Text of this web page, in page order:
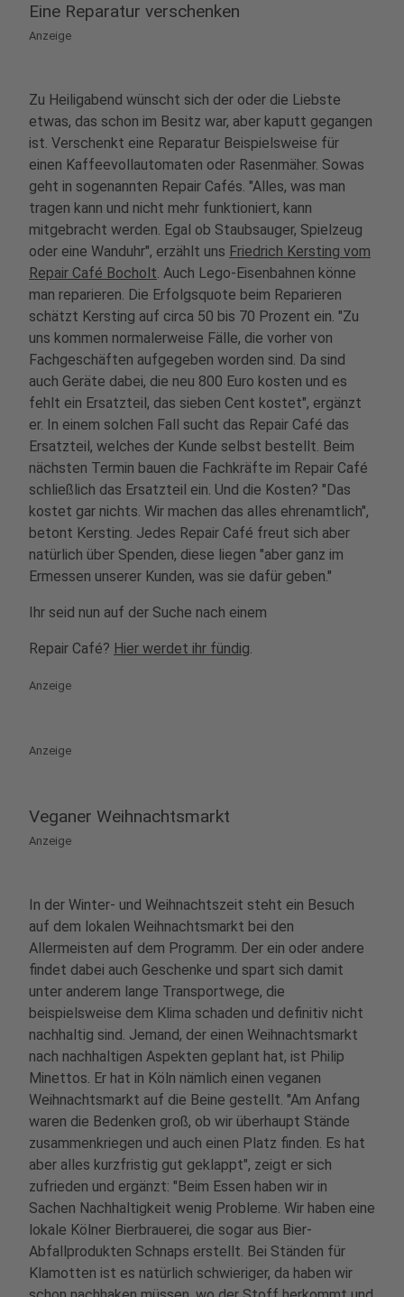
Eine Reparatur verschenken
Anzeige
Zu Heiligabend wünscht sich der oder die Liebste
etwas, das schon im Besitz war, aber kaputt gegangen
ist. Verschenkt eine Reparatur Beispielsweise für
einen Kaffeevollautomaten oder Rasenmäher. Sowas
geht in sogenannten Repair Cafés. "Alles, was man
tragen kann und nicht mehr funktioniert, kann
mitgebracht werden. Egal ob Staubsauger, Spielzeug
oder eine Wanduhr", erzählt uns Friedrich Kersting vom
Repair Café Bocholt. Auch Lego-Eisenbahnen könne
man reparieren. Die Erfolgsquote beim Reparieren
schätzt Kersting auf circa 50 bis 70 Prozent ein. "Zu
uns kommen normalerweise Fälle, die vorher von
Fachgeschäften aufgegeben worden sind. Da sind
auch Geräte dabei, die neu 800 Euro kosten und es
fehlt ein Ersatzteil, das sieben Cent kostet", ergänzt
er. In einem solchen Fall sucht das Repair Café das
Ersatzteil, welches der Kunde selbst bestellt. Beim
nächsten Termin bauen die Fachkräfte im Repair Café
schließlich das Ersatzteil ein. Und die Kosten? "Das
kostet gar nichts. Wir machen das alles ehrenamtlich",
betont Kersting. Jedes Repair Café freut sich aber
natürlich über Spenden, diese liegen "aber ganz im
Ermessen unserer Kunden, was sie dafür geben."
Ihr seid nun auf der Suche nach einem
Repair Café? Hier werdet ihr fündig.
Anzeige
Anzeige
Veganer Weihnachtsmarkt
Anzeige
In der Winter- und Weihnachtszeit steht ein Besuch
auf dem lokalen Weihnachtsmarkt bei den
Allermeisten auf dem Programm. Der ein oder andere
findet dabei auch Geschenke und spart sich damit
unter anderem lange Transportwege, die
beispielsweise dem Klima schaden und definitiv nicht
nachhaltig sind. Jemand, der einen Weihnachtsmarkt
nach nachhaltigen Aspekten geplant hat, ist Philip
Minettos. Er hat in Köln nämlich einen veganen
Weihnachtsmarkt auf die Beine gestellt. "Am Anfang
waren die Bedenken groß, ob wir überhaupt Stände
zusammenkriegen und auch einen Platz finden. Es hat
aber alles kurzfristig gut geklappt", zeigt er sich
zufrieden und ergänzt: "Beim Essen haben wir in
Sachen Nachhaltigkeit wenig Probleme. Wir haben eine
lokale Kölner Bierbrauerei, die sogar aus Bier-
Abfallprodukten Schnaps erstellt. Bei Ständen für
Klamotten ist es natürlich schwieriger, da haben wir